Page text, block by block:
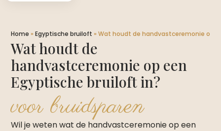
Home »Egyptische bruiloft »Wat houdt de handvastceremonie op
Wat houdt de
handvastceremonie op een
Egyptische bruiloft in?
voor bruidsparen
Wil je weten wat de handvastceremonie op een